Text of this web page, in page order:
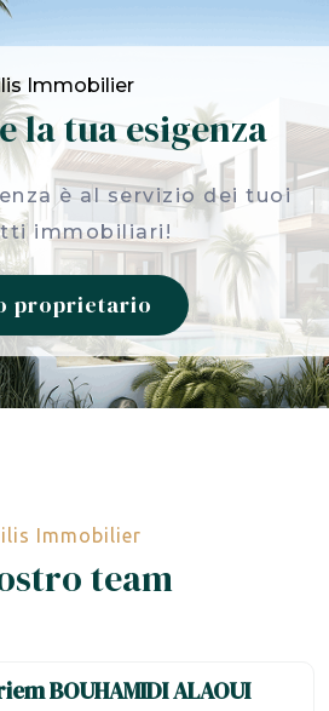
Immobilier
la tua esigenza
è al servizio dei tuoi
immobiliari!
proprietario
Immobilier
team
BOUHAMIDI ALAOUI